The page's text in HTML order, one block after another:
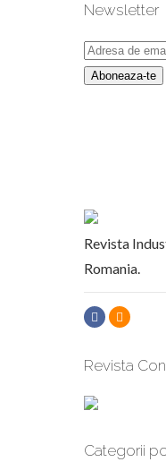
Newsletter
Revista
Romania.
Revista
Categorii